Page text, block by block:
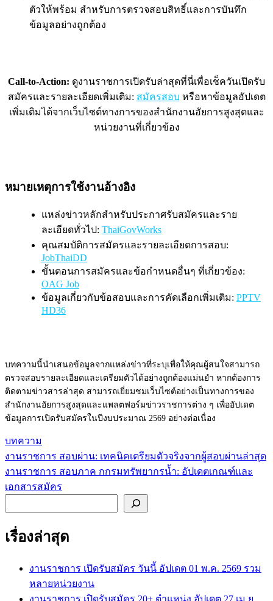
ตัวให้พร้อม สำหรับการตรวจสอบสิทธิ์และการบันทึก
ข้อมูลอย่างถูกต้อง
Call-to-Action: ดูงานราชการเปิดรับล่าสุดที่นี่เพื่อเช็ควันเปิดรับ
สมัครและรายละเอียดเพิ่มเติม: สมัครสอบ หรือหาข้อมูลอัปเดต
เพิ่มเติมได้จากเว็บไซต์ทางการของสำนักงานอัยการสูงสุดและ
หน่วยงานที่เกี่ยวข้อง
หมายเหตุการใช้งานอ้างอิง
แหล่งข่าวหลักสำหรับประกาศรับสมัครและราย
ละเอียดทั่วไป: ThaiGovWorks
คุณสมบัติการสมัครและรายละเอียดการสอบ:
JobThaiDD
ขั้นตอนการสมัครและข้อกำหนดอื่นๆ ที่เกี่ยวข้อง:
OAG Job
ข้อมูลเกี่ยวกับข้อสอบและการคัดเลือกเพิ่มเติม: PPTV
HD36
บทความนี้นำเสนอข้อมูลจากแหล่งข่าวที่ระบุเพื่อให้คุณผู้สนใจสามารถ
ตรวจสอบรายละเอียดและเตรียมตัวได้อย่างถูกต้องแม่นยำ หากต้องการ
ติดตามข่าวสารล่าสุด สามารถเยี่ยมชมเว็บไซต์อย่างเป็นทางการของ
สำนักงานอัยการสูงสุดและแพลตฟอร์มข่าวราชการต่าง ๆ เพื่ออัปเดต
ข้อมูลการเปิดรับสมัครในปีงบประมาณ 2569 อย่างต่อเนื่อง
บทความ
แนะแนว
เรื่อง
งานราชการ สอบผ่าน: เทคนิคเตรียมตัวจริงจากผู้สอบผ่านล่าสุด
งานราชการ สอบภาค กกรมทรัพยากรน้ำ: อัปเดตเกณฑ์และ
เอกสารสมัคร
เรื่องล่าสุด
งานราชการ เปิดรับสมัคร วันนี้ อัปเดต 01 พ.ค. 2569 รวม
หลายหน่วยงาน